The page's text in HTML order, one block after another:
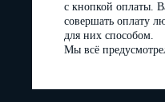
с кнопкой оплаты.
совершать оплату
для них способом.
Мы всё